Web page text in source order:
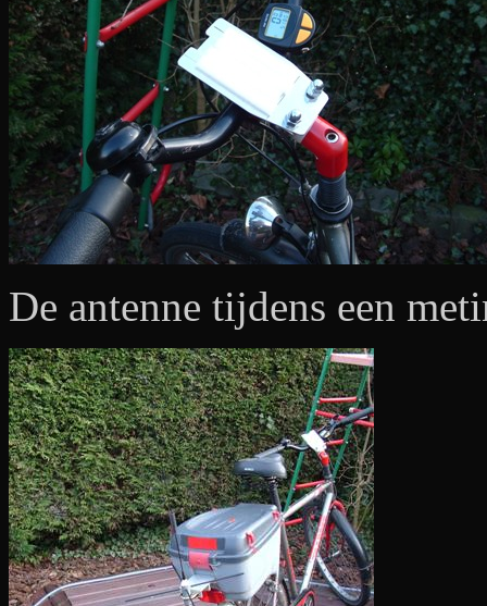
De antenne tijdens een